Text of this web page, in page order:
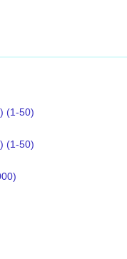
(1-50)
(1-50)